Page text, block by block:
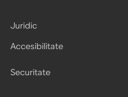
Juridic
Accesibilitate
Securitate